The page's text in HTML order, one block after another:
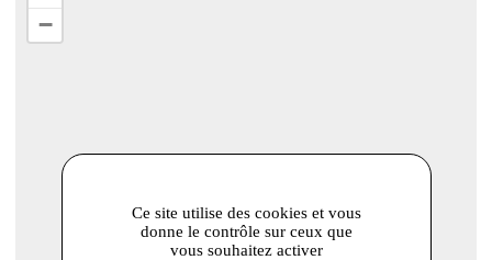
−
Ce site utilise des cookies et vous
donne le contrôle sur ceux que
vous souhaitez activer